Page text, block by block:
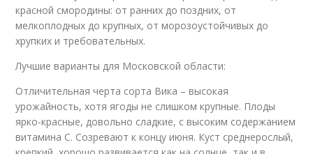
красной смородины: от ранних до поздних, от
мелкоплодных до крупных, от морозоустойчивых до
хрупких и требовательных.
Лучшие варианты для Московской области:
Отличительная черта сорта Вика – высокая
урожайность, хотя ягоды не слишком крупные. Плоды
ярко-красные, довольно сладкие, с высоким содержанием
витамина С. Созревают к концу июня. Куст среднерослый,